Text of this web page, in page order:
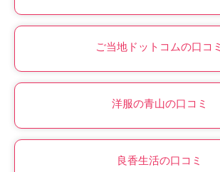
ご当地ドットコムの口コミ
洋服の青山の口コミ
良香生活の口コミ